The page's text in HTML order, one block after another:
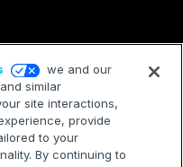
we and our
similar
site interactions,
provide
to your
By continuing to